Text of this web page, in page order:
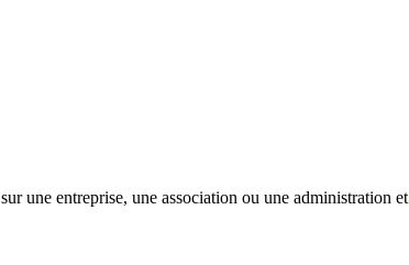
une entreprise, une association ou une administration et